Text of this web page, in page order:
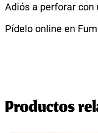
Adiós a perforar
Pídelo online en
Productos